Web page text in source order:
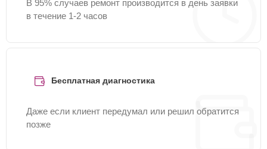
В 95% случаев ремонт производится в день заявки
в течение 1-2 часов
Бесплатная диагностика
Даже если клиент передумал или решил обратится
позже